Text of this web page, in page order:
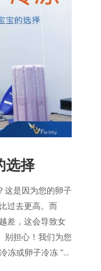
选择
这是因为您的卵子
过去更高。而
差，这会导致女
别担心！我们为您
冻或卵子冷冻 ”...